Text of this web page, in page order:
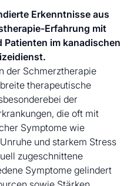
Erkenntnisse aus
Erfahrung mit
im kanadischen
der Schmerztherapie
therapeutische
der
die oft mit
Symptome wie
und starkem Stress
zugeschnittene
Symptome gelindert